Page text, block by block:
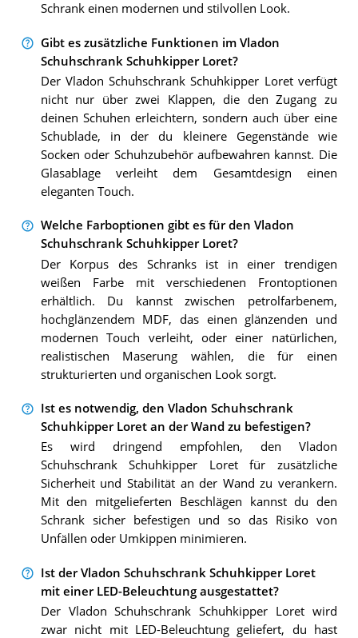
Schrank einen modernen und stilvollen Look.
Gibt es zusätzliche Funktionen im Vladon
Schuhschrank Schuhkipper Loret?
Der Vladon Schuhschrank Schuhkipper Loret verfügt
nicht nur über zwei Klappen, die den Zugang zu
deinen Schuhen erleichtern, sondern auch über eine
Schublade, in der du kleinere Gegenstände wie
Socken oder Schuhzubehör aufbewahren kannst. Die
Glasablage verleiht dem Gesamtdesign einen
eleganten Touch.
Welche Farboptionen gibt es für den Vladon
Schuhschrank Schuhkipper Loret?
Der Korpus des Schranks ist in einer trendigen
weißen Farbe mit verschiedenen Frontoptionen
erhältlich. Du kannst zwischen petrolfarbenem,
hochglänzendem MDF, das einen glänzenden und
modernen Touch verleiht, oder einer natürlichen,
realistischen Maserung wählen, die für einen
strukturierten und organischen Look sorgt.
Ist es notwendig, den Vladon Schuhschrank
Schuhkipper Loret an der Wand zu befestigen?
Es wird dringend empfohlen, den Vladon
Schuhschrank Schuhkipper Loret für zusätzliche
Sicherheit und Stabilität an der Wand zu verankern.
Mit den mitgelieferten Beschlägen kannst du den
Schrank sicher befestigen und so das Risiko von
Unfällen oder Umkippen minimieren.
Ist der Vladon Schuhschrank Schuhkipper Loret
mit einer LED-Beleuchtung ausgestattet?
Der Vladon Schuhschrank Schuhkipper Loret wird
zwar nicht mit LED-Beleuchtung geliefert, du hast